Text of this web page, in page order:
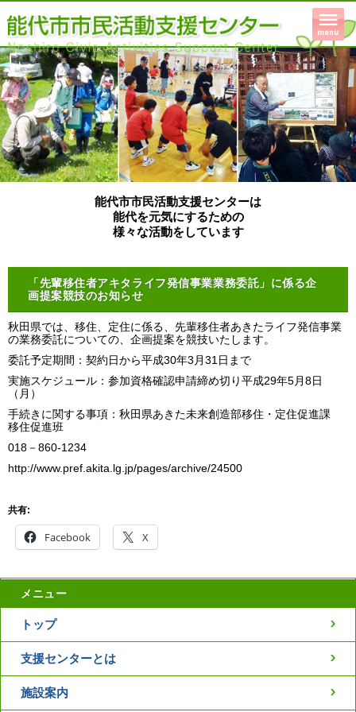
能代市市民活動支援センターは
能代を元気にするための
様々な活動をしています
「先輩移住者アキタライフ発信事業業務委託」に係る企
画提案競技のお知らせ
秋田県では、移住、定住に係る、先輩移住者あきたライフ発信事業
の業務委託についての、企画提案を競技いたします。
委託予定期間：契約日から平成30年3月31日まで
実施スケジュール：参加資格確認申請締め切り平成29年5月8日
（月）
手続きに関する事項：秋田県あきた未来創造部移住・定住促進課
移住促進班
018－860-1234
http://www.pref.akita.lg.jp/pages/archive/24500
共有:
Facebook X
メニュー
トップ
支援センターとは
施設案内